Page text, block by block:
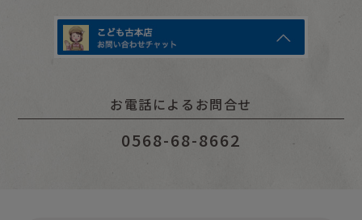
お電話によるお問合せ
0568-68-8662